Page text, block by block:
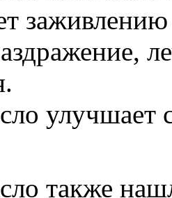
улучшает
также